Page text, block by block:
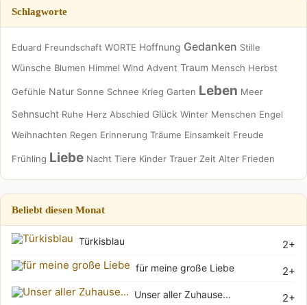
Schlagworte
Eduard Freundschaft WORTE Hoffnung Gedanken Stille
Wünsche Blumen Himmel Wind Advent Traum Mensch Herbst
Gefühle Natur Sonne Schnee Krieg Garten Leben Meer
Sehnsucht Ruhe Herz Abschied Glück Winter Menschen Engel
Weihnachten Regen Erinnerung Träume Einsamkeit Freude
Frühling Liebe Nacht Tiere Kinder Trauer Zeit Alter Frieden
Beliebt diesen Monat
2+
Türkisblau
2+
für meine große Liebe
2+
Unser aller Zuhause...